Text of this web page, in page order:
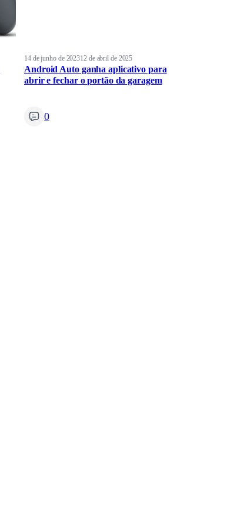
14 de junho de 202312 de abril de 2025
Android Auto ganha aplicativo para
abrir e fechar o portão da garagem
0